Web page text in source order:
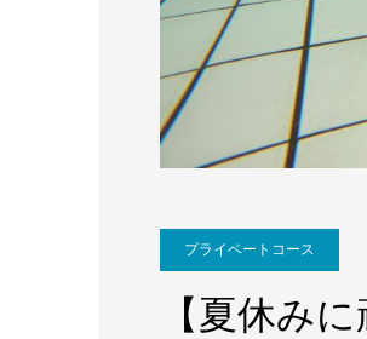
プライベートコース
【夏休み